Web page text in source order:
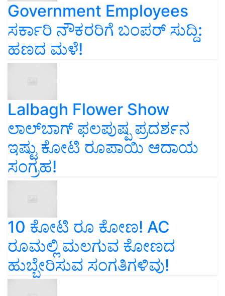
Government Employees
ಸರ್ಕಾರಿ ನೌಕರರಿಗೆ ಬಂಪರ್‌ ಸುದ್ದಿ:
ಹಣದ ಮಳೆ!
Lalbagh Flower Show
ಲಾಲ್‌ಬಾಗ್ ಫಲಪುಷ್ಪ ಪ್ರದರ್ಶನ
ಇಷ್ಟು ಕೋಟಿ ರೂಪಾಯಿ ಆದಾಯ
ಸಂಗ್ರಹ!
10 ಕೋಟಿ ರೂ ಕೋಣ! AC
ರೂಮಲ್ಲಿ ಮಲಗುವ ಕೋಣದ
ಹುಬ್ಬೇರಿಸುವ ಸಂಗತಿಗಳಿವು!